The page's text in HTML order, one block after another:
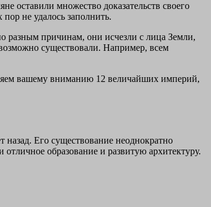
оставили множество доказательств своего
не удалось заполнить.
разным причинам, они исчезли с лица Земли,
существовали. Например, всем
вашему вниманию 12 величайших империй,
Его существование неоднократно
образование и развитую архитектуру.